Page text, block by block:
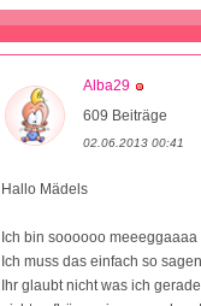
Alba29
609 Beiträge
02.06.2013 00:41
Hallo Mädels
Ich bin soooooo
Ich muss das einfach so
Ihr glaubt nicht was ich